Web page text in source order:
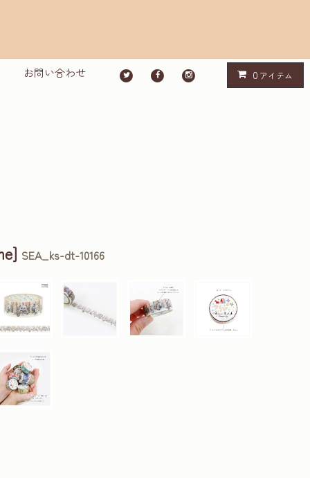
お問い合わせ 0 アイテム
SEA_ks-dt-10166